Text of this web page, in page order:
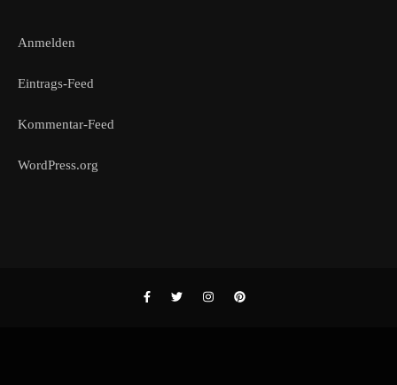
Anmelden
Eintrags-Feed
Kommentar-Feed
WordPress.org